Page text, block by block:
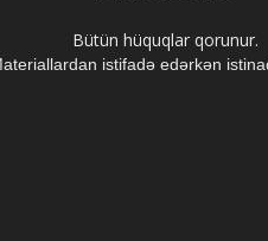
Bütün hüquqlar qorunur.
istifadə edərkən